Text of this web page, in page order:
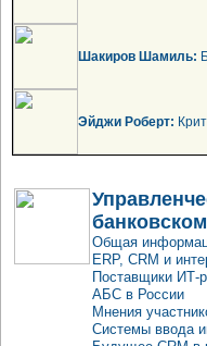
Шакиров Шамиль:
Эйджи Роберт:
Общая
ERP, CRM и
Поставщики ИТ-
АБС в России
Мнения
Системы ввода